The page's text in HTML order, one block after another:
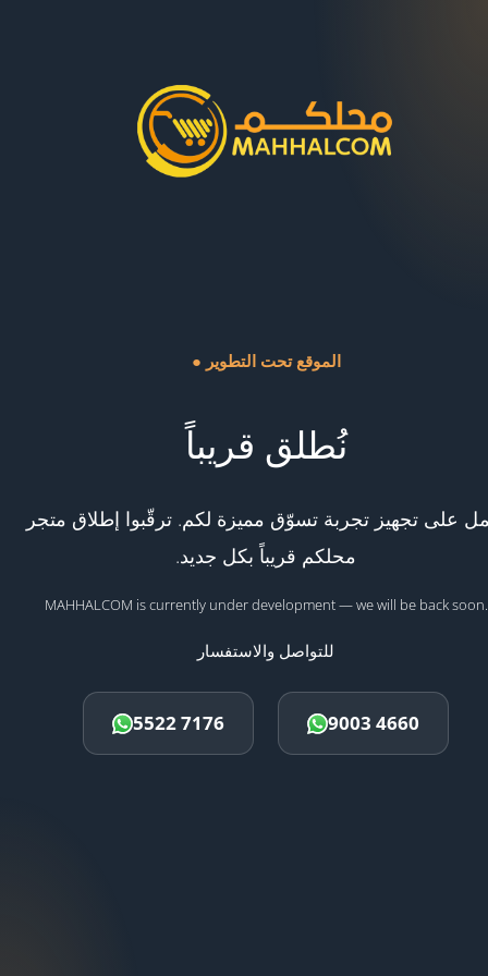
● الموقع تحت التطوير
نُطلق قريباً
على تجهيز تجربة تسوّق مميزة لكم. ترقّبوا إطلاق متجر
محلكم قريباً بكل جديد.
MAHHALCOM is currently under development — we will be back soon.
للتواصل والاستفسار
5522 7176 9003 4660